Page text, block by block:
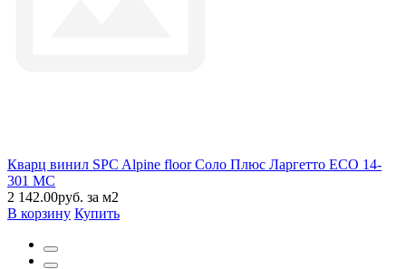
Кварц винил SPC Alpine floor Соло Плюс Ларгетто ЕСО 14-
301 MC
2 142.00руб. за м2
В корзину Купить